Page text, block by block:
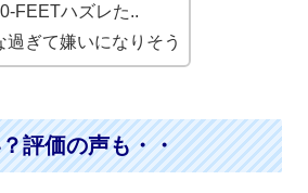
FEETハズレた..
過ぎて嫌いになりそう
評価の声も・・